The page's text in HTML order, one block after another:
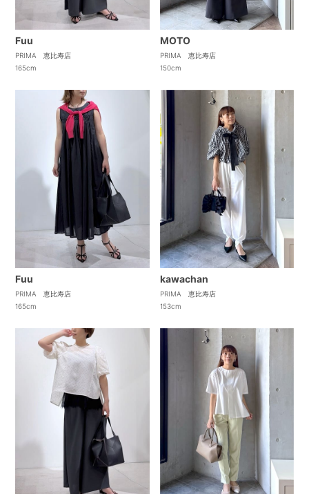
Fuu
PRIMA 恵比寿店
165cm
MOTO
PRIMA 恵比寿店
150cm
Fuu
PRIMA 恵比寿店
165cm
kawachan
PRIMA 恵比寿店
153cm